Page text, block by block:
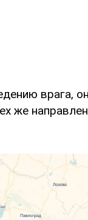
врага,
же